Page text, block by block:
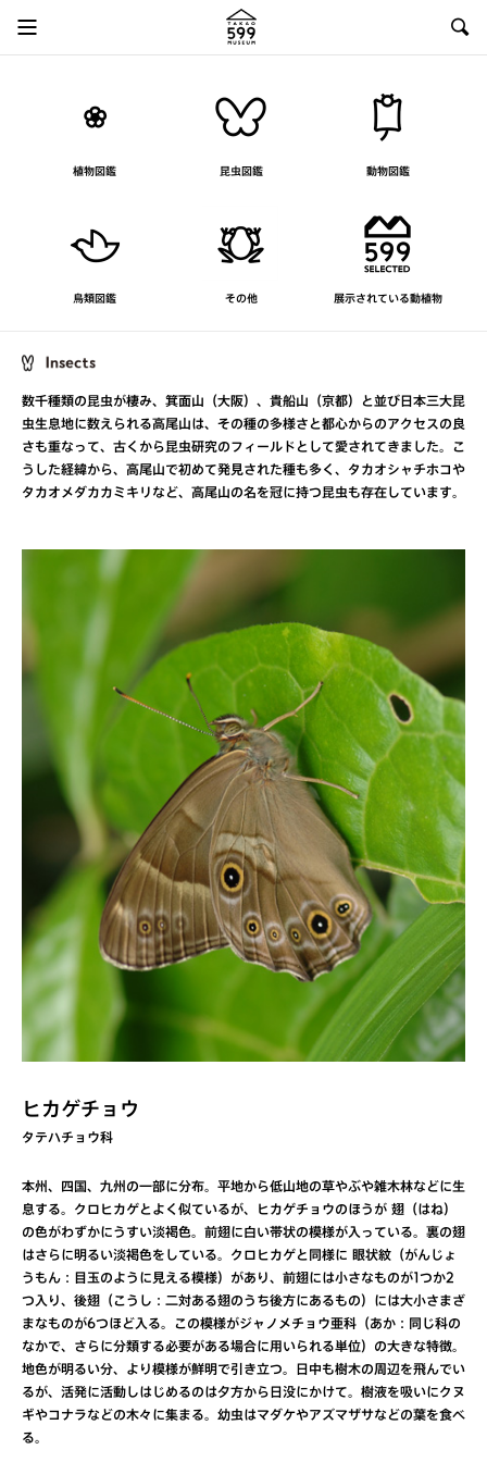
植物図鑑 昆虫図鑑 動物図鑑
鳥類図鑑 その他 展示されている動植物
数千種類の昆虫が棲み、箕面山（大阪）、貴船山（京都）と並び日本三大昆
虫生息地に数えられる高尾山は、その種の多様さと都心からのアクセスの良
さも重なって、古くから昆虫研究のフィールドとして愛されてきました。こ
うした経緯から、高尾山で初めて発見された種も多く、タカオシャチホコや
タカオメダカカミキリなど、高尾山の名を冠に持つ昆虫も存在しています。
ヒカゲチョウ
タテハチョウ科
本州、四国、九州の一部に分布。平地から低山地の草やぶや雑木林などに生
息する。クロヒカゲとよく似ているが、ヒカゲチョウのほうが 翅（はね）
の色がわずかにうすい淡褐色。前翅に白い帯状の模様が入っている。裏の翅
はさらに明るい淡褐色をしている。クロヒカゲと同様に 眼状紋（がんじょ
うもん：目玉のように見える模様）があり、前翅には小さなものが1つか2
つ入り、後翅（こうし：二対ある翅のうち後方にあるもの）には大小さまざ
まなものが6つほど入る。この模様がジャノメチョウ亜科（あか：同じ科の
なかで、さらに分類する必要がある場合に用いられる単位）の大きな特徴。
地色が明るい分、より模様が鮮明で引き立つ。日中も樹木の周辺を飛んでい
るが、活発に活動しはじめるのは夕方から日没にかけて。樹液を吸いにクヌ
ギやコナラなどの木々に集まる。幼虫はマダケやアズマザサなどの葉を食べ
る。